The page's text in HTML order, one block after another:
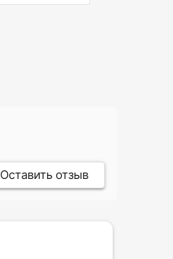
Оставить отзыв